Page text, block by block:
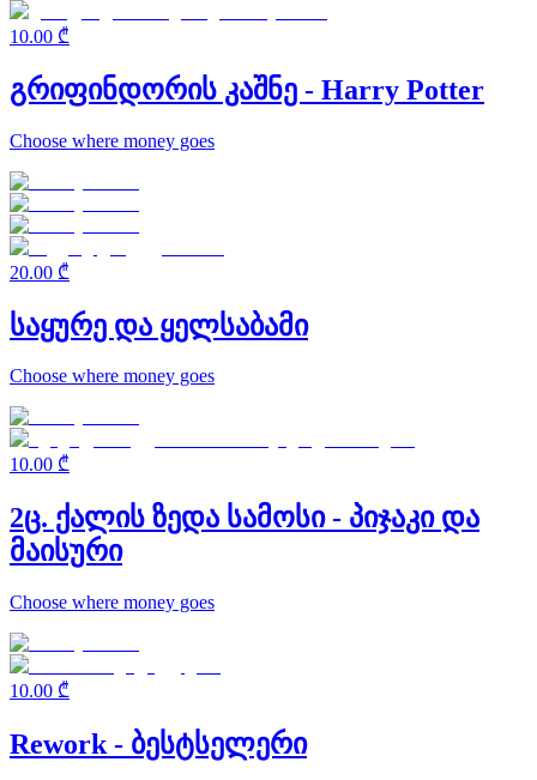
10.00 ₾
გრიფინდორის კაშნე - Harry Potter
Choose where money goes
20.00 ₾
საყურე და ყელსაბამი
Choose where money goes
10.00 ₾
2ც. ქალის ზედა სამოსი - პიჯაკი და
მაისური
Choose where money goes
10.00 ₾
Rework - ბესტსელერი